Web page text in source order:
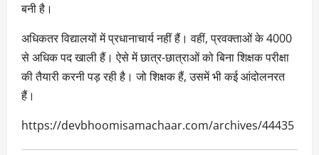
बनी है।
अधिकतर विद्यालयों में प्रधानाचार्य नहीं हैं। वहीं, प्रवक्ताओं के 4000
से अधिक पद खाली हैं। ऐसे में छात्र-छात्राओं को बिना शिक्षक परीक्षा
की तैयारी करनी पड़ रही है। जो शिक्षक हैं, उसमें भी कई आंदोलनरत
हैं।
https://devbhoomisamachaar.com/archives/44435